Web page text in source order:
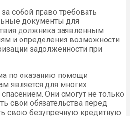
собой право требовать
документы для
должника заявленным
и определения возможности
задолженности при
по оказанию помощи
является для многих
Они смогут не только
свои обязательства перед
свою безупречную кредитную